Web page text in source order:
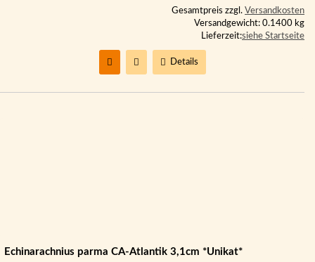
Gesamtpreis zzgl. Versandkosten
Versandgewicht: 0.1400 kg
Lieferzeit:siehe Startseite
Details
Echinarachnius parma CA-Atlantik 3,1cm *Unikat*